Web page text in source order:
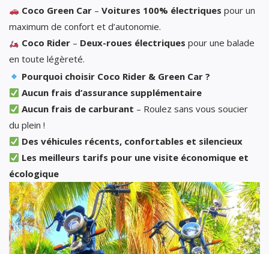
Coco Green Car –Voitures 100% électriques pour un
maximum de confort et d’autonomie.
Coco Rider – Deux-roues électriques pour une balade
en toute légèreté.
Pourquoi choisir Coco Rider & Green Car ?
Aucun frais d’assurance supplémentaire
Aucun frais de carburant – Roulez sans vous soucier
du plein !
Des véhicules récents, confortables et silencieux
Les meilleurs tarifs pour une visite économique et
écologique